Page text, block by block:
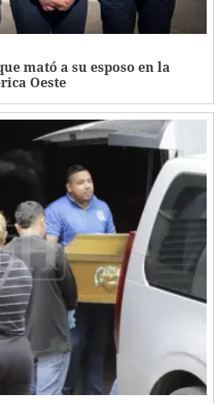
mató a su esposo en la
Oeste